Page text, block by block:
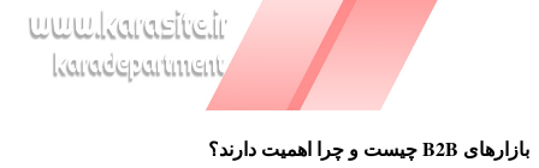
بازارهای B2B چیست و چرا اهمیت دارند؟